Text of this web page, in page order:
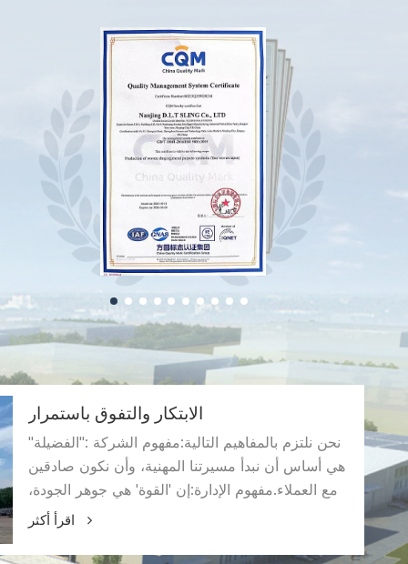
الابتكار والتفوق باستمرار
نحن نلتزم بالمفاهيم التالية:مفهوم الشركة :"الفضيلة"
هي أساس أن نبدأ مسيرتنا المهنية، وأن نكون صادقين
مع العملاء.مفهوم الإدارة:إن 'القوة' هي جوهر الجودة،
وتكون أكثر احترافًا وأكثر دقة.المفهوم المبتكر:'الميزة'
عالية الجودة تخدم العملاء والابتكار المستمر والتنمية